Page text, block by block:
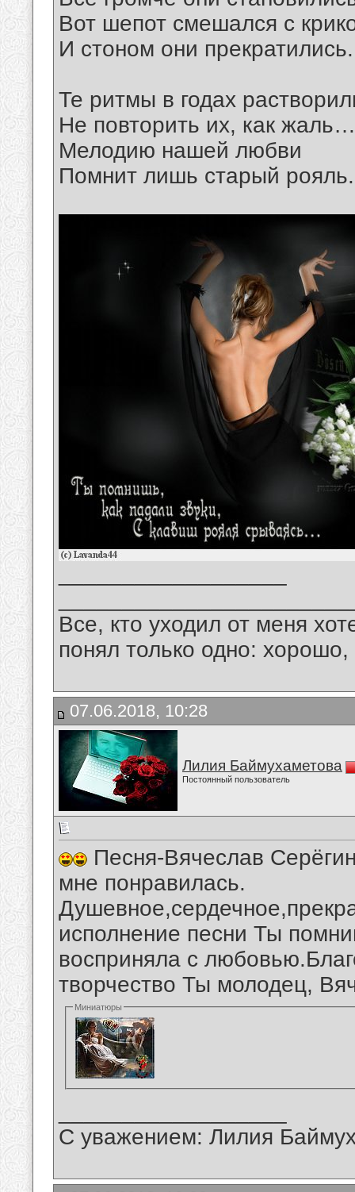
Вот шепот смешался с
И стоном они прекратились.
Те ритмы в годах
Не повторить их, как жаль…
Мелодию нашей любви
Помнит лишь старый рояль.
Все, кто уходил от меня
понял только одно:
07.06.2018, 10:28
Лилия Баймухаметова
Постоянный пользователь
Песня-Вячеслав
мне понравилась.
исполнение песни Ты
восприняла с
творчество Ты молодец,
Миниатюры
С уважением: Лилия